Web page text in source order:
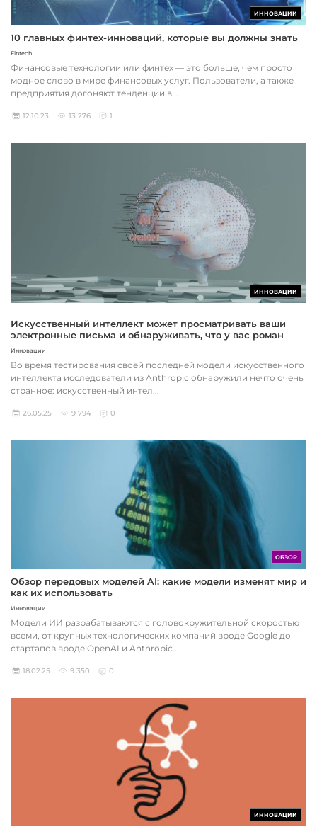
ИННОВАЦИИ
10 главных финтех-инноваций, которые вы должны знать
Fintech
Финансовые технологии или финтех — это больше, чем просто
модное слово в мире финансовых услуг. Пользователи, а также
предприятия догоняют тенденции в...
12.10.23 13 276 1
ИННОВАЦИИ
Искусственный интеллект может просматривать ваши
электронные письма и обнаруживать, что у вас роман
Инновации
Во время тестирования своей последней модели искусственного
интеллекта исследователи из Anthropic обнаружили нечто очень
странное: искусственный интел...
26.05.25 9 794 0
ОБЗОР
Обзор передовых моделей AI: какие модели изменят мир и
как их использовать
Инновации
Модели ИИ разрабатываются с головокружительной скоростью
всеми, от крупных технологических компаний вроде Google до
стартапов вроде OpenAI и Anthropic...
18.02.25 9 350 0
ИННОВАЦИИ